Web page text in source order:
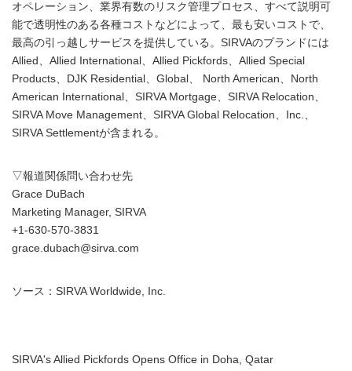
オペレーション、業界有数のリスク管理プロセス、すべて説明可
能で透明性のある各種コストなどによって、最も安いコストで、
最高の引っ越しサービスを提供している。SIRVAのブランドには
Allied、Allied International、Allied Pickfords、Allied Special
Products、DJK Residential、Global、 North American、North
American International、SIRVA Mortgage、SIRVA Relocation、
SIRVA Move Management、SIRVA Global Relocation、Inc.、
SIRVA Settlementが含まれる。
▽報道関係問い合わせ先
Grace DuBach
Marketing Manager, SIRVA
+1-630-570-3831
grace.dubach@sirva.com
ソース：SIRVA Worldwide, Inc.
SIRVA's Allied Pickfords Opens Office in Doha, Qatar